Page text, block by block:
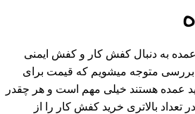
به دنبال کفش کار و کفش ایمنی
بررسی متوجه میشویم که قیمت برای
عمده هستند خیلی مهم است و هر چقدر
تعداد بالاتری خرید کفش کار را از